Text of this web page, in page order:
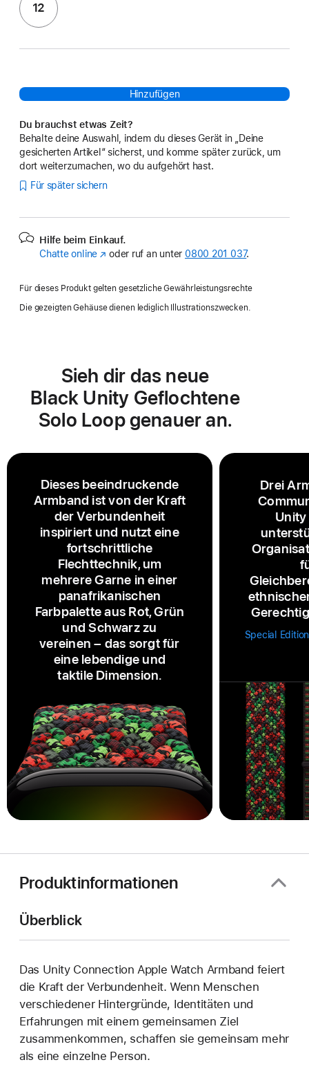
12
Hinzufügen
Du brauchst etwas Zeit?
Behalte deine Auswahl, indem du dieses Gerät in „Deine
gesicherten Artikel“ sicherst, und komme später zurück, um
dort weiterzumachen, wo du aufgehört hast.
Für später sichern
Hilfe beim Einkauf.
Chatte online (Öffnet
Fenster)
oder ruf an unter 0800 201 037.
Für dieses Produkt gelten gesetzliche Gewährleistungsrechte
Die gezeigten Gehäuse dienen lediglich Illustrationszwecken.
Sieh dir das neue
Black Unity Geflochtene
Solo Loop genauer an.
Dieses beeindruckende
Armband ist von der Kraft
der Verbundenheit
inspiriert und nutzt eine
fortschrittliche
Flechttechnik, um
mehrere Garne in einer
panafrikanischen
Farbpalette aus Rot, Grün
und Schwarz zu
vereinen – das sorgt für
eine lebendige und
taktile Dimension.
Drei
Special
Produktinformationen
Überblick
Das Unity Connection Apple Watch Armband feiert
die Kraft der Verbundenheit. Wenn Menschen
verschiedener Hintergründe, Identitäten und
Erfahrungen mit einem gemeinsamen Ziel
zusammenkommen, schaffen sie gemeinsam mehr
als eine einzelne Person.